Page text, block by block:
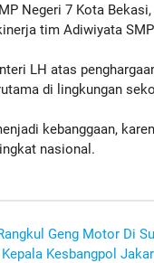
Negeri 7 Kota
tim Adiwiyata
LH atas
di lingkungan
kebanggaan,
nasional.
Geng Motor Di
Kepala Kesbangpol